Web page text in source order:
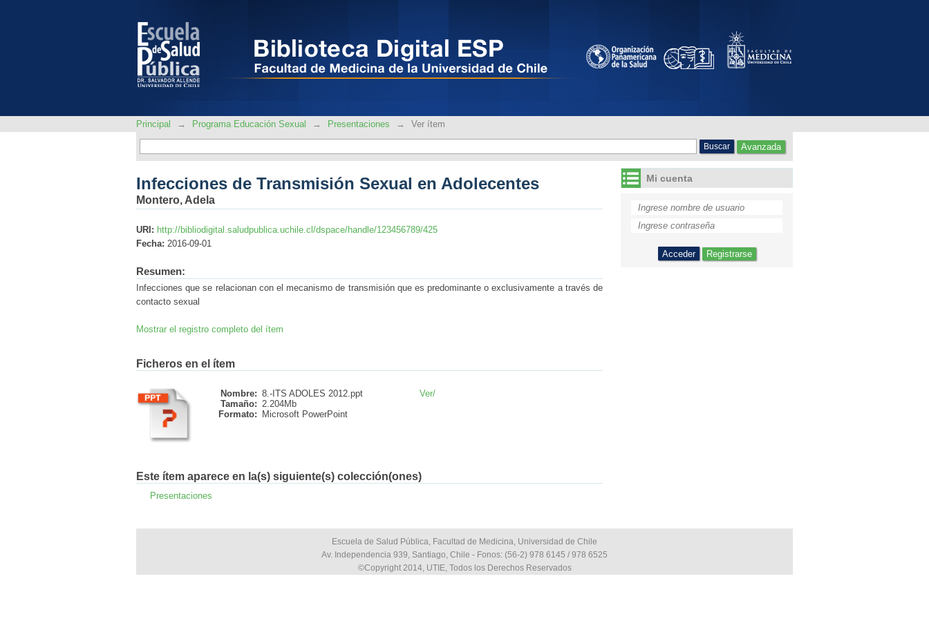
Principal → Programa Educación Sexual → Presentaciones → Ver ítem
Avanzada
Infecciones de Transmisión Sexual en Adolecentes
Montero, Adela
URI: http://bibliodigital.saludpublica.uchile.cl/dspace/handle/123456789/425
Fecha: 2016-09-01
Resumen:
Infecciones que se relacionan con el mecanismo de transmisión que es predominante o exclusivamente a través de
contacto sexual
Mostrar el registro completo del ítem
Ficheros en el ítem
Nombre: 8.-ITS ADOLES 2012.ppt
Tamaño: 2.204Mb
Formato:
Microsoft PowerPoint
Ver/
Este ítem aparece en la(s) siguiente(s) colección(ones)
Presentaciones
Mi cuenta
Registrarse
Escuela de Salud Pública, Facultad de Medicina, Universidad de Chile
Av. Independencia 939, Santiago, Chile - Fonos: (56-2) 978 6145 / 978 6525
©Copyright 2014, UTIE, Todos los Derechos Reservados